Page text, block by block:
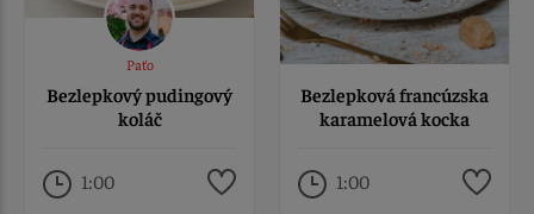
Paťo
Bezlepkový pudingový
koláč
1:00
Bezlepková francúzska
karamelová kocka
1:00